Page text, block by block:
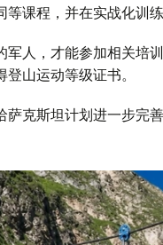
课程，并在实战化训练
军人，才能参加相关培
山运动等级证书。
萨克斯坦计划进一步完